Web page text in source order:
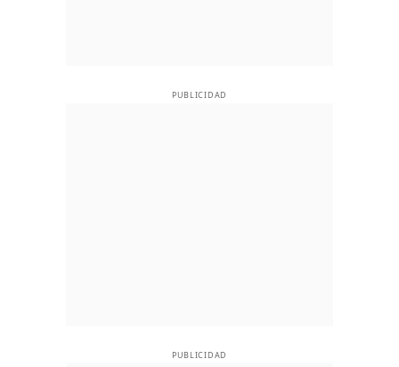
PUBLICIDAD
PUBLICIDAD